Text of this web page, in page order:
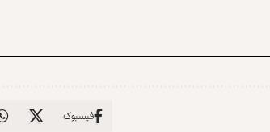
فیسبوک